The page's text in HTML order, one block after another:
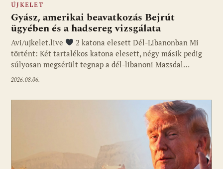
ÚJKELET
Gyász, amerikai beavatkozás Bejrút
ügyében és a hadsereg vizsgálata
Avi/ujkelet.live
2 katona elesett Dél-Libanonban Mi
történt: Két tartalékos katona elesett, négy másik pedig
súlyosan megsérült tegnap a dél-libanoni Mazsdal…
2026.08.06.